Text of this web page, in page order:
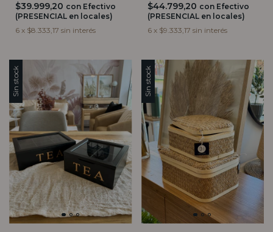
$39.999,20 con Efectivo
(PRESENCIAL en locales)
6 x $8.333,17 sin interés
$44.799,20 con Efectivo
(PRESENCIAL en locales)
6 x $9.333,17 sin interés
Sin stock Sin stock